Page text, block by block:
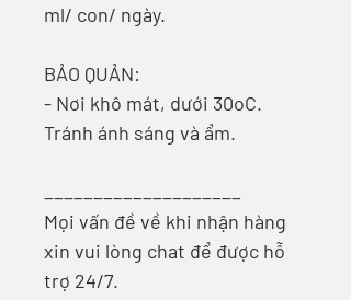
ml/ con/ ngày.
BẢO QUẢN:
- Nơi khô mát, dưới 30oC.
Tránh ánh sáng và ẩm.
Mọi vấn đề về khi nhận hàng
xin vui lòng chat để được hỗ
trợ 24/7.